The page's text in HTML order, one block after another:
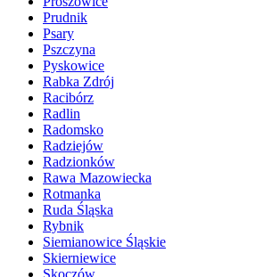
Prudnik
Psary
Pszczyna
Pyskowice
Rabka Zdrój
Racibórz
Radlin
Radomsko
Radziejów
Radzionków
Rawa Mazowiecka
Rotmanka
Ruda Śląska
Rybnik
Siemianowice Śląskie
Skierniewice
Skoczów